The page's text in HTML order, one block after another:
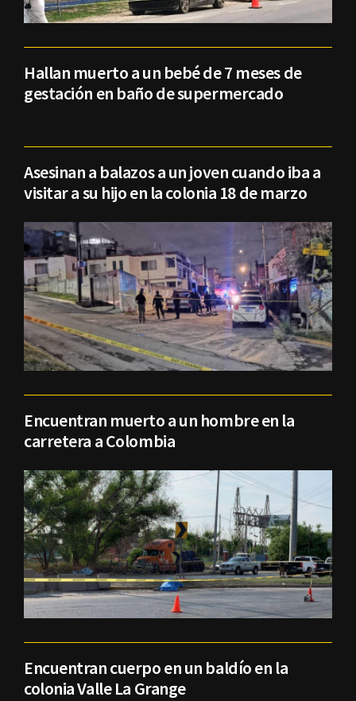
Hallan muerto a un bebé de 7 meses de
gestación en baño de supermercado
Asesinan a balazos a un joven cuando iba a
visitar a su hijo en la colonia 18 de marzo
Encuentran muerto a un hombre en la
carretera a Colombia
Encuentran cuerpo en un baldío en la
colonia Valle La Grange